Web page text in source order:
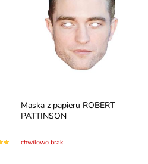
Maska z papieru ROBERT
PATTINSON
chwilowo brak